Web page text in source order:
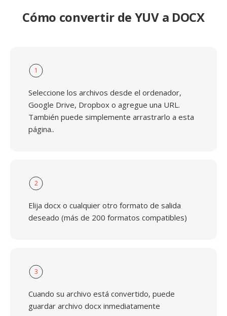
Cómo convertir de YUV a DOCX
1
Seleccione los archivos desde el ordenador,
Google Drive, Dropbox o agregue una URL.
También puede simplemente arrastrarlo a esta
página..
2
Elija docx o cualquier otro formato de salida
deseado (más de 200 formatos compatibles)
3
Cuando su archivo está convertido, puede
guardar archivo docx inmediatamente